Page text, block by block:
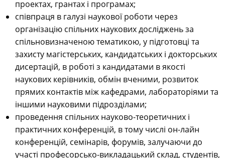
проектах, грантах і програмах;
співпраця в галузі наукової роботи через
організацію спільних наукових досліджень за
спільновизначеною тематикою, у підготовці та
захисту магістерських, кандидатських і докторських
дисертацій, в роботі з кандидатами в якості
наукових керівників, обмін вченими, розвиток
прямих контактів між кафедрами, лабораторіями та
іншими науковими підрозділами;
проведення спільних науково-теоретичних і
практичних конференцій, в тому числі он-лайн
конференцій, семінарів, форумів, залучаючи до
участі професорсько-викладацький склад, студентів,